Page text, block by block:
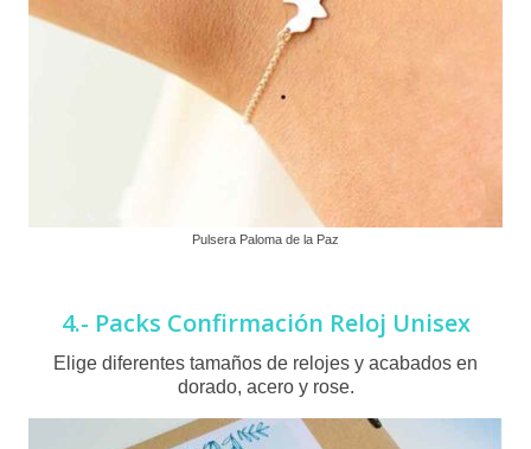
Pulsera Paloma de la Paz
4.- Packs Confirmación Reloj Unisex
Elige diferentes tamaños de relojes y acabados en
dorado, acero y rose.